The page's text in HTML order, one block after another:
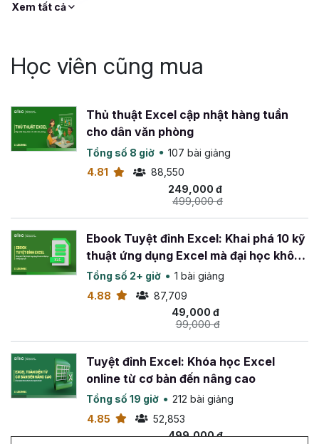
Xem tất cả
Học viên cũng mua
Thủ thuật Excel cập nhật hàng tuần
cho dân văn phòng
Tổng số 8 giờ
107 bài giảng
4.81
88,550
249,000 đ
499,000 đ
Ebook Tuyệt đỉnh Excel: Khai phá 10 kỹ
thuật ứng dụng Excel mà đại học không
dạy bạn
Tổng số 2+ giờ
1 bài giảng
4.88
87,709
49,000 đ
99,000 đ
Tuyệt đỉnh Excel: Khóa học Excel
online từ cơ bản đến nâng cao
Tổng số 19 giờ
212 bài giảng
4.85
52,853
499,000 đ